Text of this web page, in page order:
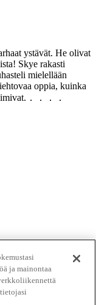
ystävät. He olivat
Skye rakasti
mielellään
oppia, kuinka
．．．．
ja mainontaa